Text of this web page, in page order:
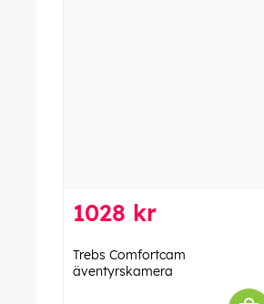
1028 kr
Trebs Comfortcam
äventyrskamera